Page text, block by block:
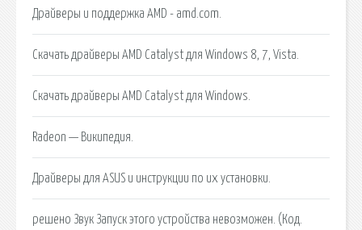
Драйверы и поддержка AMD - amd.com.
Скачать драйверы AMD Catalyst для Windows 8, 7, Vista.
Скачать драйверы AMD Catalyst для Windows.
Radeon — Википедия.
Драйверы для ASUS и инструкции по их установки.
решено Звук Запуск этого устройства невозможен. (Код.